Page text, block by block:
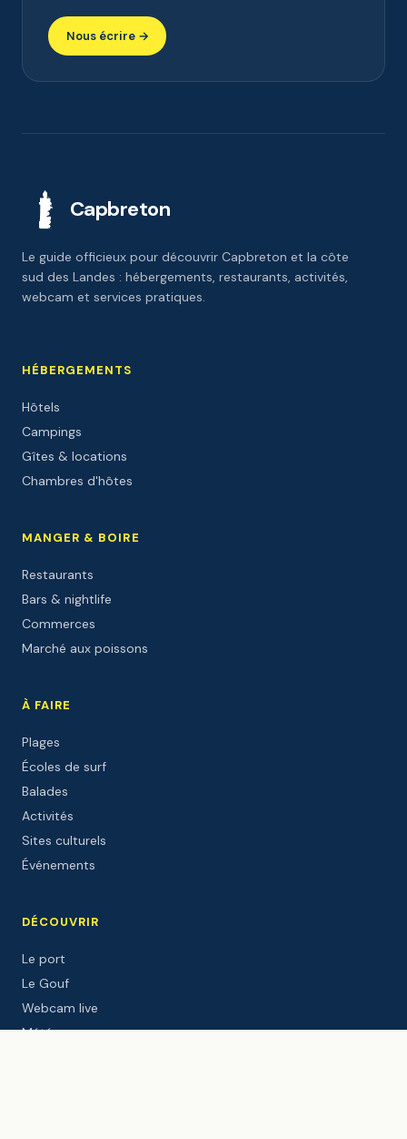
Nous écrire →
Capbreton
Le guide officieux pour découvrir Capbreton et la côte
sud des Landes : hébergements, restaurants, activités,
webcam et services pratiques.
HÉBERGEMENTS
Hôtels
Campings
Gîtes & locations
Chambres d'hôtes
MANGER & BOIRE
Restaurants
Bars & nightlife
Commerces
Marché aux poissons
À FAIRE
Plages
Écoles de surf
Balades
Activités
Sites culturels
Événements
DÉCOUVRIR
Le port
Le Gouf
Webcam live
Météo